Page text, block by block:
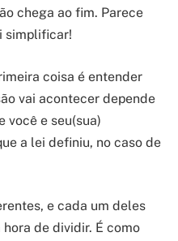
chega ao fim. Parece
simplificar!
coisa é entender
vai acontecer depende
você e seu(sua)
a lei definiu, no caso de
e cada um deles
de dividir. É como